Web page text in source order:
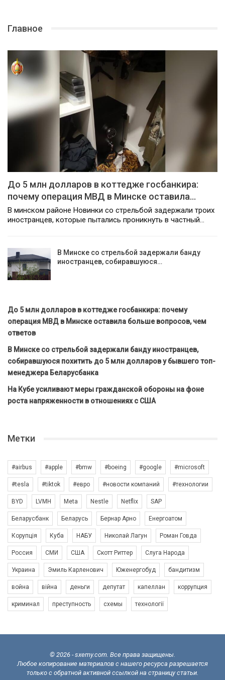
Главное
До 5 млн долларов в коттедже госбанкира:
почему операция МВД в Минске оставила…
В минском районе Новинки со стрельбой задержали троих
иностранцев, которые пытались проникнуть в частный…
В Минске со стрельбой задержали банду
иностранцев, собиравшуюся…
До 5 млн долларов в коттедже госбанкира: почему
операция МВД в Минске оставила больше вопросов, чем
ответов
В Минске со стрельбой задержали банду иностранцев,
собиравшуюся похитить до 5 млн долларов у бывшего топ-
менеджера Беларусбанка
На Кубе усиливают меры гражданской обороны на фоне
роста напряженности в отношениях с США
Метки
#airbus #apple #bmw #boeing #google #microsoft
#tesla #tiktok #евро #новости компаний #технологии
BYD LVMH Meta Nestle Netflix SAP
Беларусбанк Беларусь Бернар Арно Енергоатом
Корупція Куба НАБУ Николай Лагун Роман Говда
Россия СМИ США Скотт Риттер Слуга Народа
Украина Эмиль Карленович Юженергобуд бандитизм
война війна деньги депутат капеллан коррупция
криминал преступность схемы технології
© 2026 - sxemy.com. Все права защищены.
Любое копирование материалов с нашего ресурса разрешается
только с обратной активной ссылкой на страницу статьи.